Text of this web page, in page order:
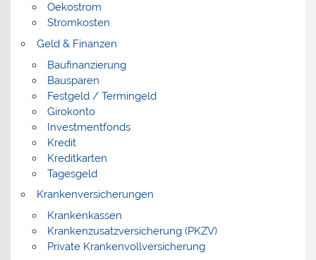
Oekostrom
Stromkosten
Geld & Finanzen
Baufinanzierung
Bausparen
Festgeld / Termingeld
Girokonto
Investmentfonds
Kredit
Kreditkarten
Tagesgeld
Krankenversicherungen
Krankenkassen
Krankenzusatzversicherung (PKZV)
Private Krankenvollversicherung